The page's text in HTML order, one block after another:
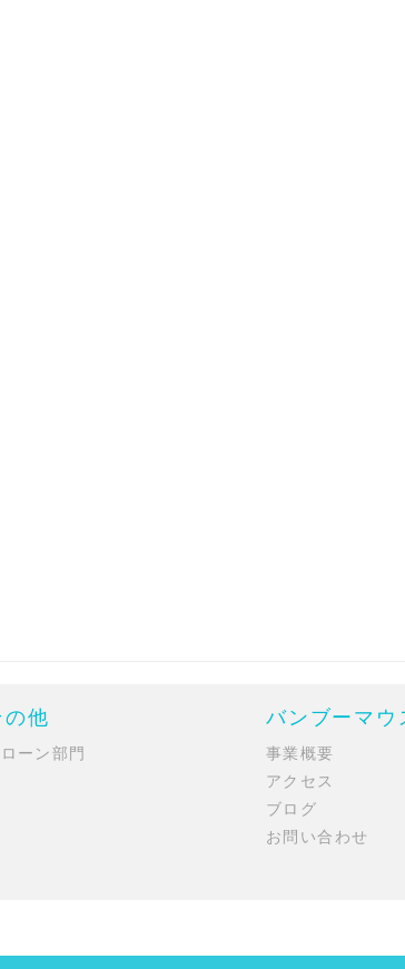
の他
ーン部門
バンブーマウ
事業概要
アクセス
ブログ
お問い合わせ